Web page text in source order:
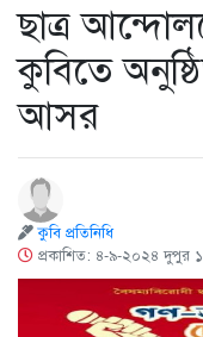
ছাত্র
কুবিতে
আসর
কুবি প্রতিনিধি
প্রকাশিত: ৪-৯-২০২৪ দুপুর